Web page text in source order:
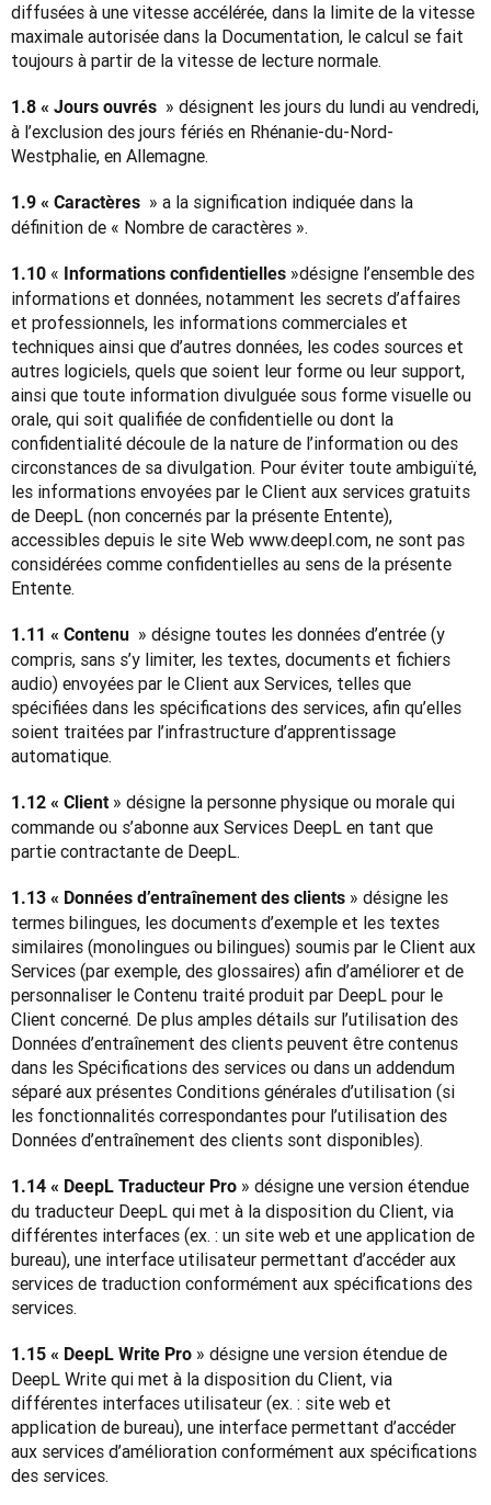
diffusées à une vitesse accélérée, dans la limite de la vitesse
maximale autorisée dans la Documentation, le calcul se fait
toujours à partir de la vitesse de lecture normale.
1.8 « Jours ouvrés » désignent les jours du lundi au vendredi,
à l’exclusion des jours fériés en Rhénanie-du-Nord-
Westphalie, en Allemagne.
1.9 « Caractères » a la signification indiquée dans la
définition de « Nombre de caractères ».
1.10 « Informations confidentielles »désigne l’ensemble des
informations et données, notamment les secrets d’affaires
et professionnels, les informations commerciales et
techniques ainsi que d’autres données, les codes sources et
autres logiciels, quels que soient leur forme ou leur support,
ainsi que toute information divulguée sous forme visuelle ou
orale, qui soit qualifiée de confidentielle ou dont la
confidentialité découle de la nature de l’information ou des
circonstances de sa divulgation. Pour éviter toute ambiguïté,
les informations envoyées par le Client aux services gratuits
de DeepL (non concernés par la présente Entente),
accessibles depuis le site Web www.deepl.com, ne sont pas
considérées comme confidentielles au sens de la présente
Entente.
1.11 « Contenu » désigne toutes les données d’entrée (y
compris, sans s’y limiter, les textes, documents et fichiers
audio) envoyées par le Client aux Services, telles que
spécifiées dans les spécifications des services, afin qu’elles
soient traitées par l’infrastructure d’apprentissage
automatique.
1.12 « Client » désigne la personne physique ou morale qui
commande ou s’abonne aux Services DeepL en tant que
partie contractante de DeepL.
1.13 « Données d’entraînement des clients » désigne les
termes bilingues, les documents d’exemple et les textes
similaires (monolingues ou bilingues) soumis par le Client aux
Services (par exemple, des glossaires) afin d’améliorer et de
personnaliser le Contenu traité produit par DeepL pour le
Client concerné. De plus amples détails sur l’utilisation des
Données d’entraînement des clients peuvent être contenus
dans les Spécifications des services ou dans un addendum
séparé aux présentes Conditions générales d’utilisation (si
les fonctionnalités correspondantes pour l’utilisation des
Données d’entraînement des clients sont disponibles).
1.14 « DeepL Traducteur Pro » désigne une version étendue
du traducteur DeepL qui met à la disposition du Client, via
différentes interfaces (ex. : un site web et une application de
bureau), une interface utilisateur permettant d’accéder aux
services de traduction conformément aux spécifications des
services.
1.15 « DeepL Write Pro » désigne une version étendue de
DeepL Write qui met à la disposition du Client, via
différentes interfaces utilisateur (ex. : site web et
application de bureau), une interface permettant d’accéder
aux services d’amélioration conformément aux spécifications
des services.